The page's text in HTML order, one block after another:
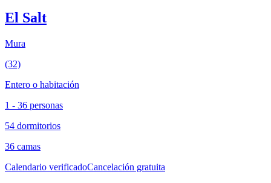
El Salt
Mura
(32)
Entero o habitación
1 - 36 personas
54 dormitorios
36 camas
Calendario verificadoCancelación gratuita